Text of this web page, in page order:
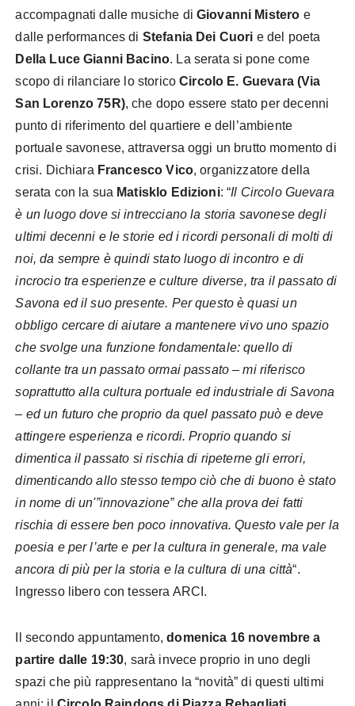
accompagnati dalle musiche di Giovanni Mistero e
dalle performances di Stefania Dei Cuori e del poeta
Della Luce Gianni Bacino. La serata si pone come
scopo di rilanciare lo storicoCircolo E. Guevara (Via
San Lorenzo 75R), che dopo essere stato per decenni
punto di riferimento del quartiere e dell’ambiente
portuale savonese, attraversa oggi un brutto momento di
crisi. Dichiara Francesco Vico, organizzatore della
serata con la sua Matisklo Edizioni: “Il Circolo Guevara
è un luogo dove si intrecciano la storia savonese degli
ultimi decenni e le storie ed i ricordi personali di molti di
noi, da sempre è quindi stato luogo di incontro e di
incrocio tra esperienze e culture diverse, tra il passato di
Savona ed il suo presente. Per questo è quasi un
obbligo cercare di aiutare a mantenere vivo uno spazio
che svolge una funzione fondamentale: quello di
collante tra un passato ormai passato – mi riferisco
soprattutto alla cultura portuale ed industriale di Savona
– ed un futuro che proprio da quel passato può e deve
attingere esperienza e ricordi. Proprio quando si
dimentica il passato si rischia di ripeterne gli errori,
dimenticando allo stesso tempo ciò che di buono è stato
in nome di un'”innovazione” che alla prova dei fatti
rischia di essere ben poco innovativa. Questo vale per la
poesia e per l’arte e per la cultura in generale, ma vale
ancora di più per la storia e la cultura di una città“.
Ingresso libero con tessera ARCI.
Il secondo appuntamento,domenica 16 novembre a
partire dalle 19:30, sarà invece proprio in uno degli
spazi che più rappresentano la “novità” di questi ultimi